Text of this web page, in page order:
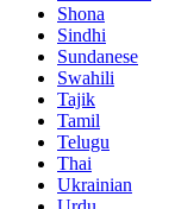
Shona
Sindhi
Sundanese
Swahili
Tajik
Tamil
Telugu
Thai
Ukrainian